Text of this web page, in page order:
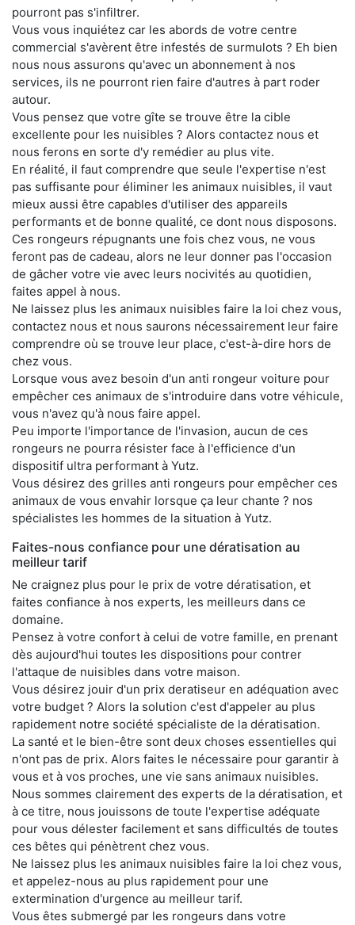
pourront pas s'infiltrer.
Vous vous inquiétez car les abords de votre centre
commercial s'avèrent être infestés de surmulots ? Eh bien
nous nous assurons qu'avec un abonnement à nos
services, ils ne pourront rien faire d'autres à part roder
autour.
Vous pensez que votre gîte se trouve être la cible
excellente pour les nuisibles ? Alors contactez nous et
nous ferons en sorte d'y remédier au plus vite.
En réalité, il faut comprendre que seule l'expertise n'est
pas suffisante pour éliminer les animaux nuisibles, il vaut
mieux aussi être capables d'utiliser des appareils
performants et de bonne qualité, ce dont nous disposons.
Ces rongeurs répugnants une fois chez vous, ne vous
feront pas de cadeau, alors ne leur donner pas l'occasion
de gâcher votre vie avec leurs nocivités au quotidien,
faites appel à nous.
Ne laissez plus les animaux nuisibles faire la loi chez vous,
contactez nous et nous saurons nécessairement leur faire
comprendre où se trouve leur place, c'est-à-dire hors de
chez vous.
Lorsque vous avez besoin d'un anti rongeur voiture pour
empêcher ces animaux de s'introduire dans votre véhicule,
vous n'avez qu'à nous faire appel.
Peu importe l'importance de l'invasion, aucun de ces
rongeurs ne pourra résister face à l'efficience d'un
dispositif ultra performant à Yutz.
Vous désirez des grilles anti rongeurs pour empêcher ces
animaux de vous envahir lorsque ça leur chante ? nos
spécialistes les hommes de la situation à Yutz.
Faites-nous confiance pour une dératisation au
meilleur tarif
Ne craignez plus pour le prix de votre dératisation, et
faites confiance à nos experts, les meilleurs dans ce
domaine.
Pensez à votre confort à celui de votre famille, en prenant
dès aujourd'hui toutes les dispositions pour contrer
l'attaque de nuisibles dans votre maison.
Vous désirez jouir d'un prix deratiseur en adéquation avec
votre budget ? Alors la solution c'est d'appeler au plus
rapidement notre société spécialiste de la dératisation.
La santé et le bien-être sont deux choses essentielles qui
n'ont pas de prix. Alors faites le nécessaire pour garantir à
vous et à vos proches, une vie sans animaux nuisibles.
Nous sommes clairement des experts de la dératisation, et
à ce titre, nous jouissons de toute l'expertise adéquate
pour vous délester facilement et sans difficultés de toutes
ces bêtes qui pénètrent chez vous.
Ne laissez plus les animaux nuisibles faire la loi chez vous,
et appelez-nous au plus rapidement pour une
extermination d'urgence au meilleur tarif.
Vous êtes submergé par les rongeurs dans votre